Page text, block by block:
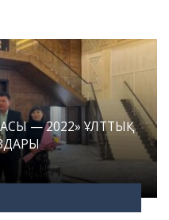
— 2022» ҰЛТТЫҚ